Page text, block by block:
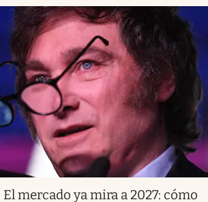
El mercado ya mira a 2027: cómo